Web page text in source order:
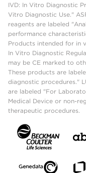
IVD: In Vitro Diagnostic
Vitro Diagnostic Use."
reagents are labeled
performance
Products intended for in
In Vitro Diagnostic
may be CE marked to
These products are
diagnostic procedures."
are labeled "For
Medical Device or non-
therapeutic procedures.